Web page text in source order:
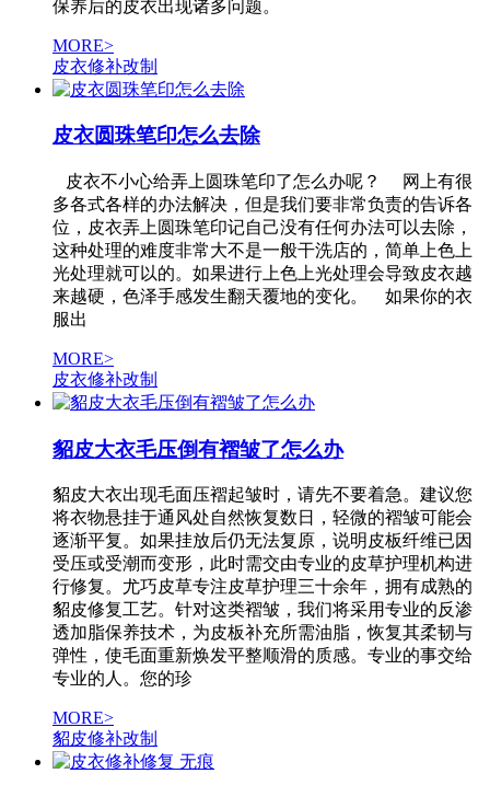
保养后的皮衣出现诸多问题。
MORE>
皮衣修补改制
皮衣圆珠笔印怎么去除
皮衣不小心给弄上圆珠笔印了怎么办呢？ 网上有很
多各式各样的办法解决，但是我们要非常负责的告诉各
位，皮衣弄上圆珠笔印记自己没有任何办法可以去除，
这种处理的难度非常大不是一般干洗店的，简单上色上
光处理就可以的。如果进行上色上光处理会导致皮衣越
来越硬，色泽手感发生翻天覆地的变化。 如果你的衣
服出
MORE>
皮衣修补改制
貂皮大衣毛压倒有褶皱了怎么办
貂皮大衣出现毛面压褶起皱时，请先不要着急。建议您
将衣物悬挂于通风处自然恢复数日，轻微的褶皱可能会
逐渐平复。如果挂放后仍无法复原，说明皮板纤维已因
受压或受潮而变形，此时需交由专业的皮草护理机构进
行修复。尤巧皮草专注皮草护理三十余年，拥有成熟的
貂皮修复工艺。针对这类褶皱，我们将采用专业的反渗
透加脂保养技术，为皮板补充所需油脂，恢复其柔韧与
弹性，使毛面重新焕发平整顺滑的质感。专业的事交给
专业的人。您的珍
MORE>
貂皮修补改制